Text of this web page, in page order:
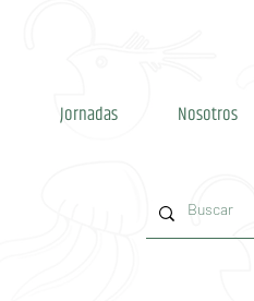
Jornadas Nosotros